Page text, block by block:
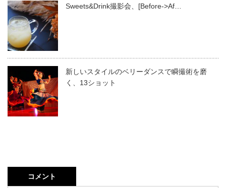
Sweets&Drink撮影会、[Before->Af…
新しいスタイルのベリーダンスで瞬撮術を磨
く、13ショット
コメント